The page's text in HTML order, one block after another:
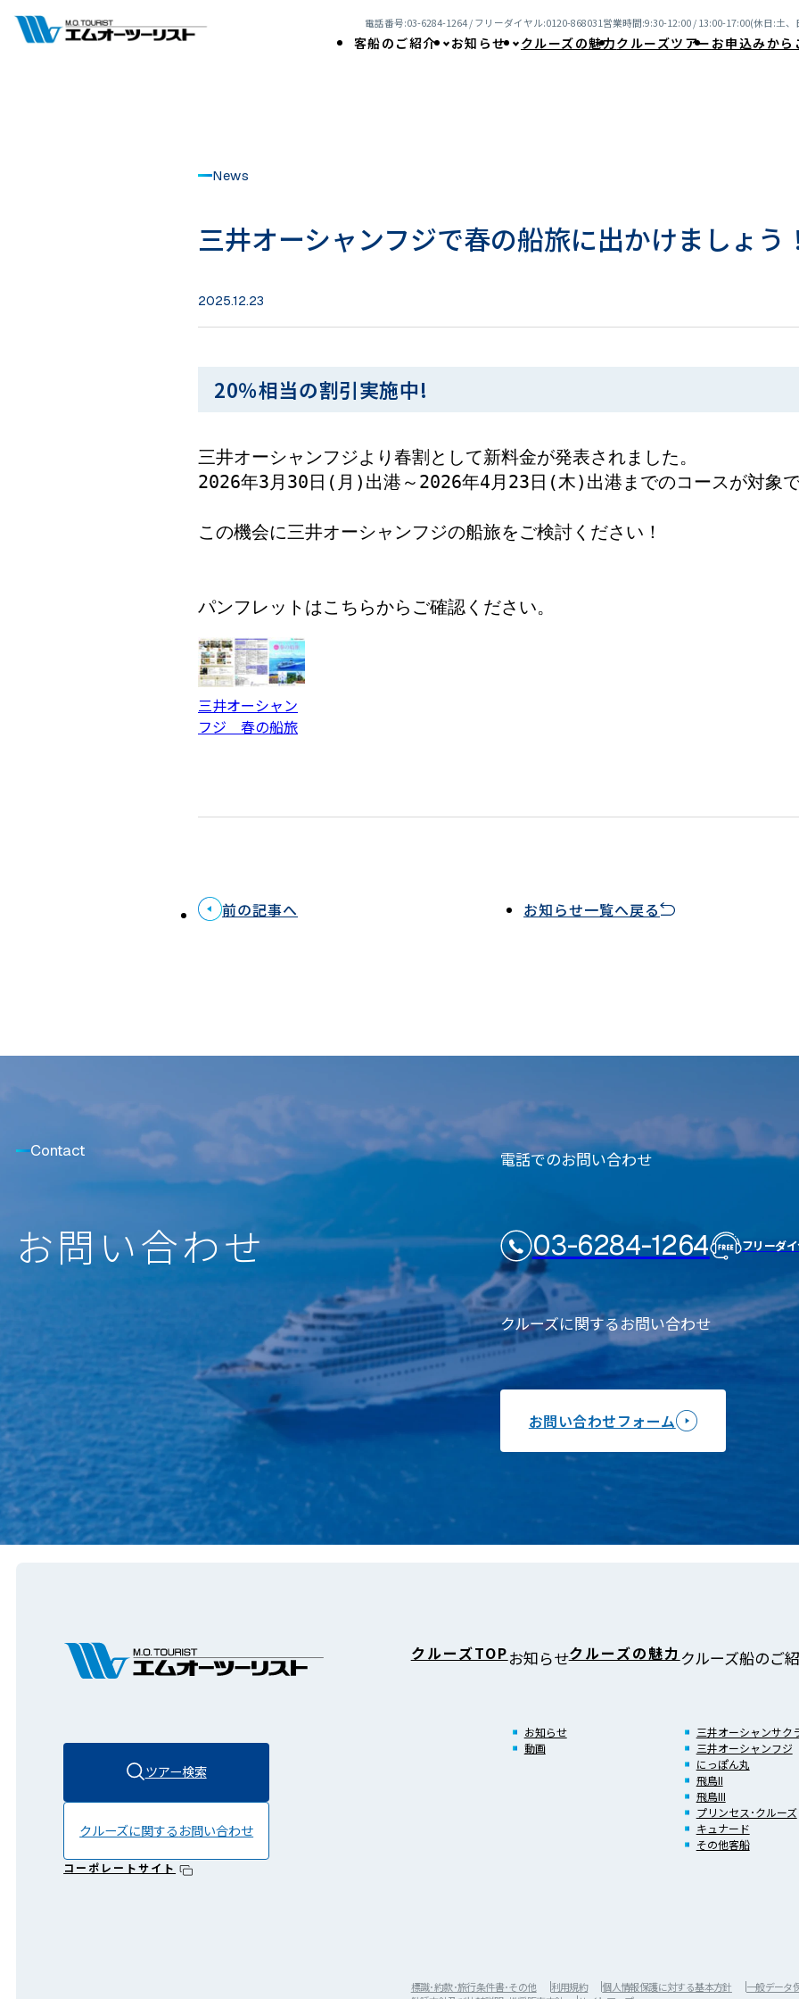
電話番号:03-6284-1264 / フリーダイヤル:0120-868031営業時間:9:30-12:00 / 13:00-17:00(休日:土
客船のご紹介 お知らせ クルーズの魅力クルーズツアー お申込みか
News
三井オーシャンフジで春の船旅に出かけましょう
2025.12.23
20％相当の割引実施中!
三井オーシャンフジより春割として新料金が発表されました。
2026年3月30日(月)出港～2026年4月23日(木)出港までの​コースが対象
この機会に三井オーシャンフジの船旅をご検討ください！
パンフレットはこちらからご確認ください。
三井オーシャン
フジ 春の船旅
前の記事へ お知らせ一覧へ戻る
Contact
お問い合わせ
電話でのお問い合わせ
03-6284-1264 フリーダ
クルーズに関するお問い合わせ
お問い合わせフォーム
ツアー検索
クルーズに関する お問い合わせ
コーポレートサイト
クルーズTOPお知らせ
お知らせ
動画
クルーズの魅力クルーズ船のご
三井オーシャンサク
三井オーシャンフジ
にっぽん丸
飛鳥II
飛鳥III
プリンセス･クルーズ
キュナード
その他客船
標識･約款･旅行条件書･その他 利用規約 個人情報保護に対する基本方針
一般データ